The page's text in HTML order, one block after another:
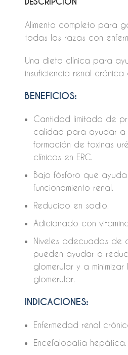
Alimento completo para
todas las razas con
Una dieta clínica para
insuficiencia renal crónica
BENEFICIOS:
Cantidad limitada de
calidad para ayudar a
formación de toxinas
clínicos en ERC.
Bajo fósforo que
funcionamiento renal.
Reducido en sodio.
Adicionado con
Niveles adecuados de
pueden ayudar a
glomerular y a minimizar
glomerular.
INDICACIONES:
Enfermedad renal
Encefalopatía hepática.